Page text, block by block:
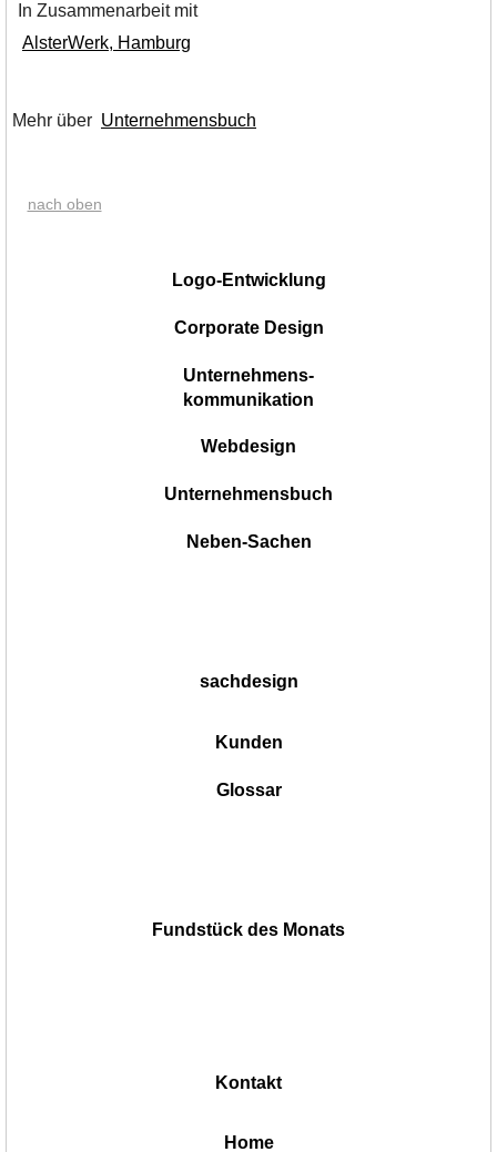
In Zusammenarbeit mit
AlsterWerk, Hamburg
Mehr über Unternehmensbuch
nach oben
Logo-Entwicklung
Corporate Design
Unternehmens-
kommunikation
Webdesign
Unternehmensbuch
Neben-Sachen
sachdesign
Kunden
Glossar
Fundstück des Monats
Kontakt
Home